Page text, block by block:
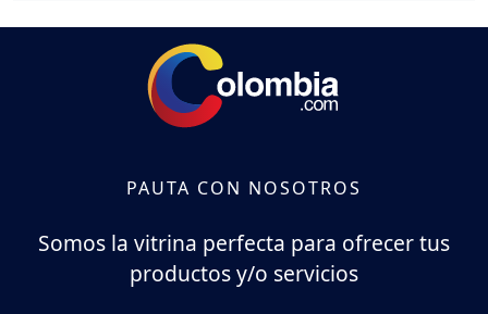
PAUTA CON NOSOTROS
Somos la vitrina perfecta para ofrecer tus
productos y/o servicios